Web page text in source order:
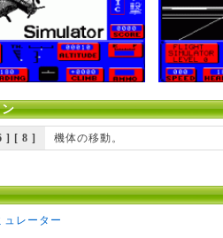
] [ 8 ] 機体の移動。
ュレーター